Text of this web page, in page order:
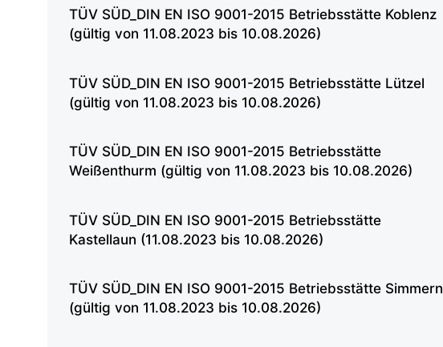
TÜV SÜD_DIN EN ISO 9001-2015 Betriebsstätte Koblenz
(gültig von 11.08.2023 bis 10.08.2026)
TÜV SÜD_DIN EN ISO 9001-2015 Betriebsstätte Lützel
(gültig von 11.08.2023 bis 10.08.2026)
TÜV SÜD_DIN EN ISO 9001-2015 Betriebsstätte
Weißenthurm (gültig von 11.08.2023 bis 10.08.2026)
TÜV SÜD_DIN EN ISO 9001-2015 Betriebsstätte
Kastellaun (11.08.2023 bis 10.08.2026)
TÜV SÜD_DIN EN ISO 9001-2015 Betriebsstätte Simmern
(gültig von 11.08.2023 bis 10.08.2026)